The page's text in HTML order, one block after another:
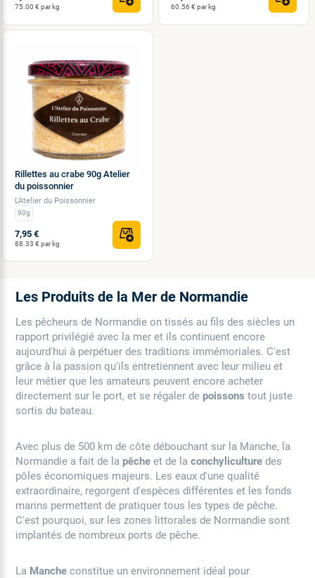
75.00 € par kg 60.56 € par kg
Rillettes au crabe 90g Atelier
du poissonnier
L'Atelier du Poissonnier
90g
7,95 €
88.33 € par kg
Les Produits de la Mer de Normandie
Les pêcheurs de Normandie on tissés au fils des siècles un
rapport privilégié avec la mer et ils continuent encore
aujourd'hui à perpétuer des traditions immémoriales. C'est
grâce à la passion qu'ils entretiennent avec leur milieu et
leur métier que les amateurs peuvent encore acheter
directement sur le port, et se régaler de poissons tout juste
sortis du bateau.
Avec plus de 500 km de côte débouchant sur la Manche, la
Normandie a fait de la pêche et de laconchyliculture des
pôles économiques majeurs. Les eaux d'une qualité
extraordinaire, regorgent d'espèces différentes et les fonds
marins permettent de pratiquer tous les types de pêche.
C'est pourquoi, sur les zones littorales de Normandie sont
implantés de nombreux ports de pêche.
La Manche constitue un environnement idéal pour